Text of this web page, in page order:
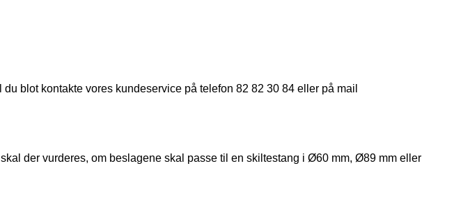
blot kontakte vores kundeservice på telefon 82 82 30 84 eller på mail
der vurderes, om beslagene skal passe til en skiltestang i Ø60 mm, Ø89 mm eller